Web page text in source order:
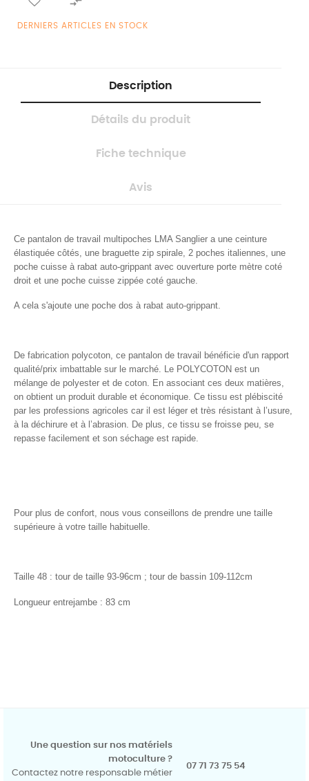
DERNIERS ARTICLES EN STOCK
Description
Détails du produit
Fiche technique
Avis
Ce pantalon de travail multipoches LMA Sanglier a une ceinture
élastiquée côtés, une braguette zip spirale, 2 poches italiennes, une
poche cuisse à rabat auto-grippant avec ouverture porte mètre coté
droit et une poche cuisse zippée coté gauche.
A cela s'ajoute une poche dos à rabat auto-grippant.
De fabrication polycoton, ce pantalon de travail bénéficie d'un rapport
qualité/prix imbattable sur le marché. Le POLYCOTON est un
mélange de polyester et de coton. En associant ces deux matières,
on obtient un produit durable et économique. Ce tissu est plébiscité
par les professions agricoles car il est léger et très résistant à l’usure,
à la déchirure et à l’abrasion. De plus, ce tissu se froisse peu, se
repasse facilement et son séchage est rapide.
Pour plus de confort, nous vous conseillons de prendre une taille
supérieure à votre taille habituelle.
Taille 48 : tour de taille 93-96cm ; tour de bassin 109-112cm
Longueur entrejambe : 83 cm
Une question sur nos matériels
motoculture ?
Contactez notre responsable métier
07 71 73 75 54